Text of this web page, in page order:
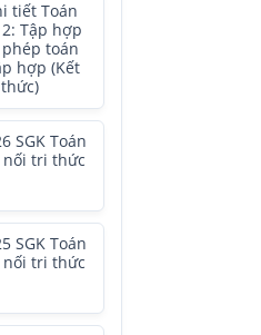
tiết Toán
Tập hợp
phép toán
hợp (Kết
SGK Toán
nối tri thức
SGK Toán
nối tri thức